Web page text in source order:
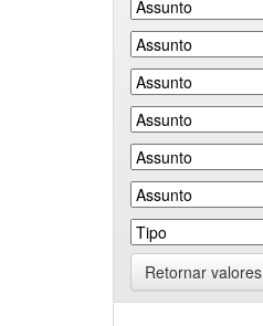
Retornar valores